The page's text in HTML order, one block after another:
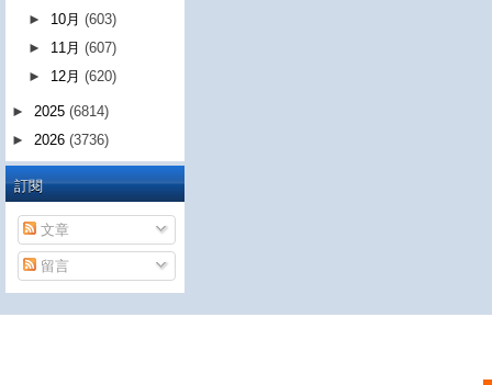
► 10月(603)
► 11月(607)
► 12月(620)
► 2025 (6814)
► 2026 (3736)
訂閱
文章
留言